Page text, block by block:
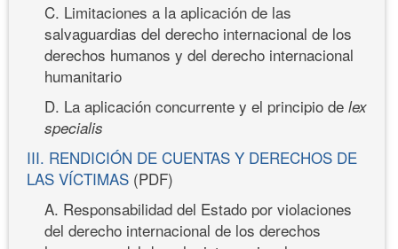
C. Limitaciones a la aplicación de las
salvaguardias del derecho internacional de los
derechos humanos y del derecho internacional
humanitario
D. La aplicación concurrente y el principio de lex
specialis
III. RENDICIÓN DE CUENTAS Y DERECHOS DE
LAS VÍCTIMAS (PDF)
A. Responsabilidad del Estado por violaciones
del derecho internacional de los derechos